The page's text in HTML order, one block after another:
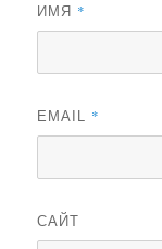
ИМЯ *
EMAIL *
САЙТ